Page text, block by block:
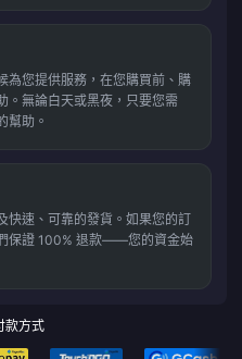
為您提供服務，在您購買前、購
。無論白天或黑夜，只要您需
幫助。
快速、可靠的發貨。如果您的訂
保證 100% 退款——您的資金始
款方式